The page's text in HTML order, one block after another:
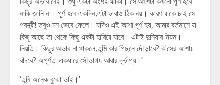
নাকি জানি না। পূর্ণ হবে একদিন,এটা ভাবাও ঠিক নয়। কারণ যাকে চাই সে
পরস্ত্রী! তবুও মন ভেবে ফেলে। যদিও এই আশা পূর্ণ হয়, আমার বর্তমানে যা
কিছু আছে তা থেকে কিছু একটা হারিয়ে যাবে। এটাই দুনিয়ার নিয়ম।
নিয়তি। কিছুর অভাব না থাকলে,তুমি কার পিছনে দৌড়াবে? কীসের আশায়
বাঁচবে? অপূর্ণতা একধারে সৌভাগ্য আবার দূর্ভাগ্য।’
‘তুমি অনেক বুঝো ভাই।’